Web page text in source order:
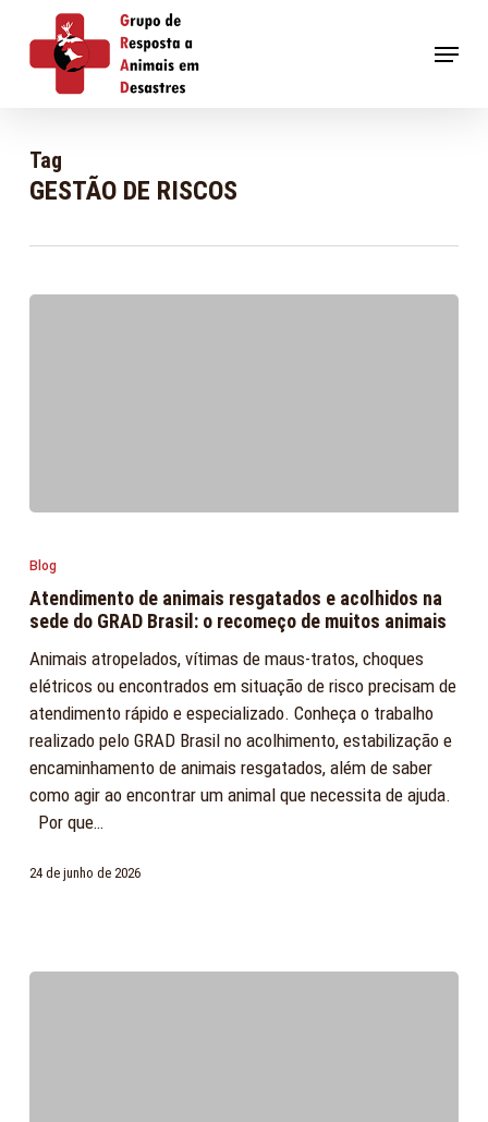
main
Menu
Tag
GESTÃO DE RISCOS
animais
resgatados
e
acolhidos
na
sede
do
GRAD
Brasil:
de
Blog
Atendimento de animais resgatados e acolhidos na
sede do GRAD Brasil: o recomeço de muitos animais
Animais atropelados, vítimas de maus-tratos, choques
elétricos ou encontrados em situação de risco precisam de
atendimento rápido e especializado. Conheça o trabalho
realizado pelo GRAD Brasil no acolhimento, estabilização e
encaminhamento de animais resgatados, além de saber
como agir ao encontrar um animal que necessita de ajuda.
Por que…
24 de junho de 2026